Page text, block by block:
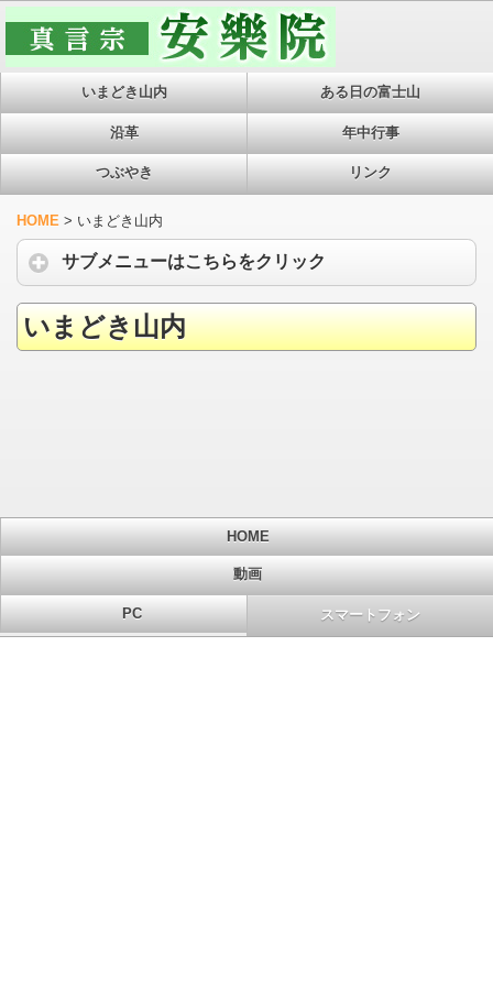
いまどき山内 ある日の富士山
沿革 年中行事
つぶやき リンク
HOME > いまどき山内
サブメニューはこちらをクリック
いまどき山内
HOME
動画
PC スマートフォン